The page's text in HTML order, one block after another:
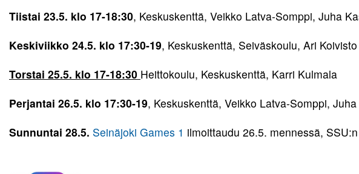
Yhteistyö UrheiluMehiläisen kanssa
Toiminnan tarkoitus
Kirjaudu
Tiistai 23.5. klo 17-18:30, Keskuskenttä, Veikko Latva-Somppi, Juha
Keskiviikko 24.5. klo 17:30-19, Keskuskenttä, Seiväskoulu, Ari
Torstai 25.5. klo 17-18:30 Heittokoulu, Keskuskenttä, Karri Kulmala
Perjantai 26.5. klo 17:30-19, Keskuskenttä, Veikko Latva-Somppi,
Sunnuntai 28.5. Seinäjoki Games 1 ilmoittaudu 26.5. mennessä,